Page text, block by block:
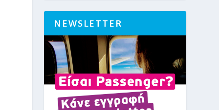
NEWSLETTER